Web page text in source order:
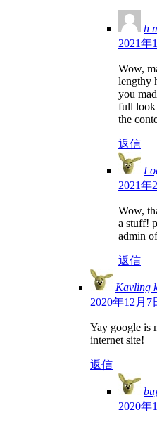
h
2021年
Wow,
lengthy
you
full look
the
返信
2021年
Wow,
a stuff!
admin
返信
Kavling
2020年12月7
Yay google is
internet site!
返信
2020年